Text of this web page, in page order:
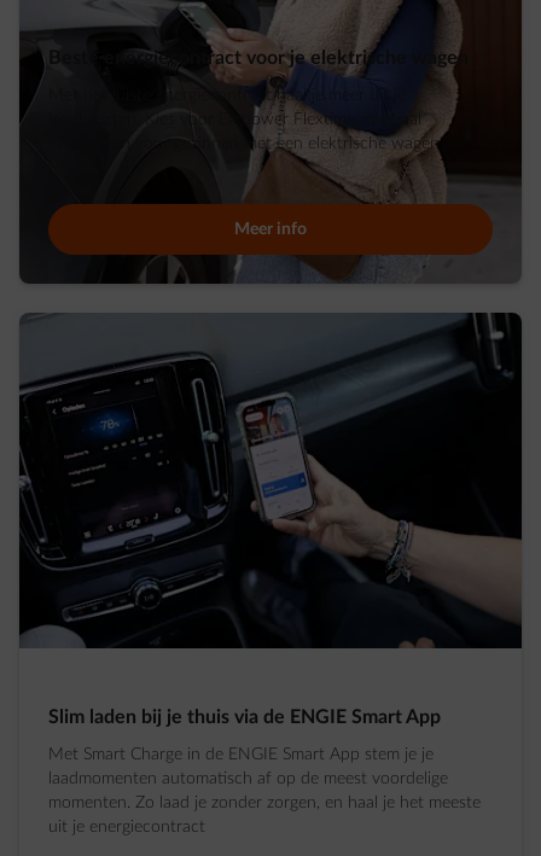
Beste energiecontract voor je elektrische wagen
Met het juiste energiecontract haal je meer uit je
laadbeurten. Kies voor Empower Flextime, speciaal
ontworpen voor gezinnen met een elektrische wagen.
Meer info
Slim laden bij je thuis via de ENGIE Smart App
Met Smart Charge in de ENGIE Smart App stem je je
laadmomenten automatisch af op de meest voordelige
momenten. Zo laad je zonder zorgen, en haal je het meeste
uit je energiecontract